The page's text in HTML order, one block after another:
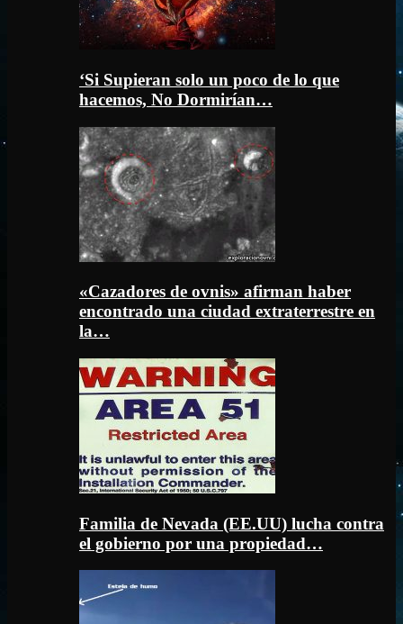
‘Si Supieran solo un poco de lo que
hacemos, No Dormirían…
«Cazadores de ovnis» afirman haber
encontrado una ciudad extraterrestre en
la…
Familia de Nevada (EE.UU) lucha contra
el gobierno por una propiedad…